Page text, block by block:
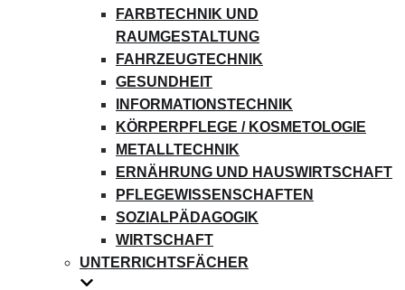
FARBTECHNIK UND
RAUMGESTALTUNG
FAHRZEUGTECHNIK
GESUNDHEIT
INFORMATIONSTECHNIK
KÖRPERPFLEGE / KOSMETOLOGIE
METALLTECHNIK
ERNÄHRUNG UND HAUSWIRTSCHAFT
PFLEGEWISSENSCHAFTEN
SOZIALPÄDAGOGIK
WIRTSCHAFT
UNTERRICHTSFÄCHER